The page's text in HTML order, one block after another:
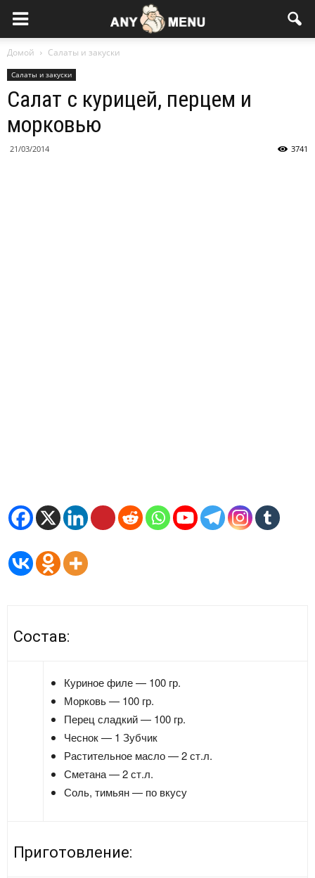
Домой Салаты и закуски
Салаты и закуски
Салат с курицей, перцем и
морковью
21/03/2014 3741
Состав:
Куриное филе — 100 гр.
Морковь — 100 гр.
Перец сладкий — 100 гр.
Чеснок — 1 Зубчик
Растительное масло — 2 ст.л.
Сметана — 2 ст.л.
Соль, тимьян — по вкусу
Приготовление: